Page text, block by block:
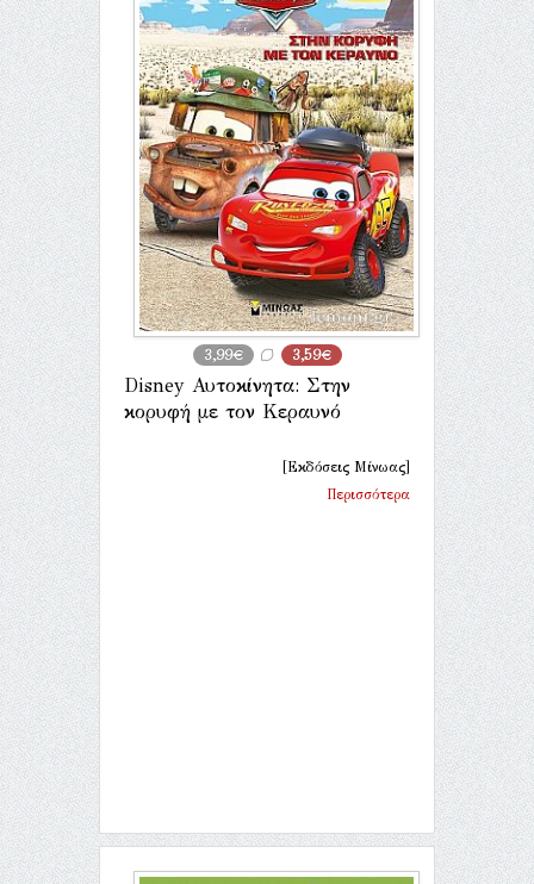
3,99€ 3,59€
Disney Αυτοκίνητα: Στην
κορυφή με τον Κεραυνό
[Εκδόσεις Μίνωας]
Περισσότερα